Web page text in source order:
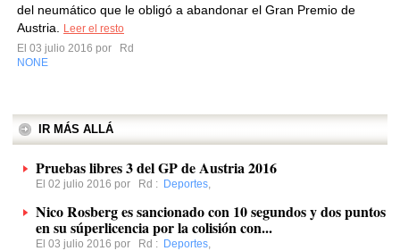
del neumático que le obligó a abandonar el Gran Premio de
Austria.
Leer el resto
El 03 julio 2016 por
Rd
NONE
IR MÁS ALLÁ
Pruebas libres 3 del GP de Austria 2016
El 02 julio 2016 por Rd : Deportes,
Nico Rosberg es sancionado con 10 segundos y dos puntos
en su súperlicencia por la colisión con...
El 03 julio 2016 por Rd : Deportes,